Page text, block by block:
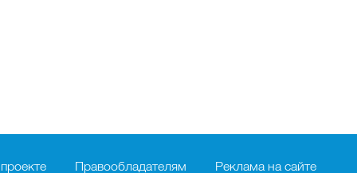
Правообладателям Реклама на сайте